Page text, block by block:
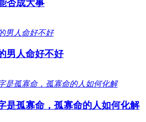
否成大事
男人命好不好
是孤寡命，孤寡命的人如何化解